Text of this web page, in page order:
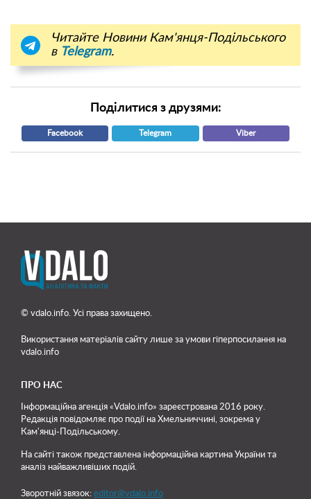
Читайте Новини Кам'янця-Подільського
в Telegram.
Поділитися з друзями:
Facebook Telegram Viber
© vdalo.info. Усі права захищено.
Використання матеріалів сайту лише за умови гіперпосилання на
vdalo.info
ПРО НАС
Інформаційна агенція «Vdalo.info» зареєстрована 2016 року.
Редакція повідомляє про події на Хмельниччині, зокрема у
Кам'янці-Подільському.
На сайті також представлена інформаційна картина України та
аналіз найважливіших подій.
Зворотній звязок: editor@vdalo.info